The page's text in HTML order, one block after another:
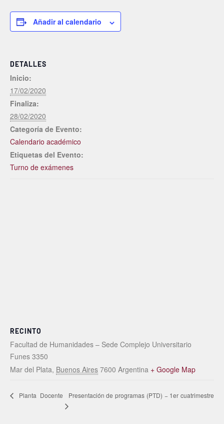
Añadir al calendario
DETALLES
Inicio:
17/02/2020
Finaliza:
28/02/2020
Categoría de Evento:
Calendario académico
Etiquetas del Evento:
Turno de exámenes
RECINTO
Facultad de Humanidades – Sede Complejo Universitario
Funes 3350
Mar del Plata, Buenos Aires 7600 Argentina + Google Map
Planta Docente Presentación de programas (PTD) − 1er cuatrimestre